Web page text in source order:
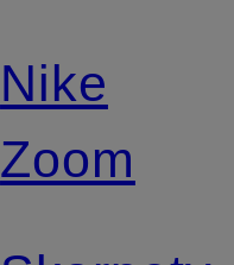
Nike
Zoom